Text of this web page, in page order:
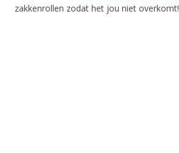
zakkenrollen zodat het jou niet overkomt!